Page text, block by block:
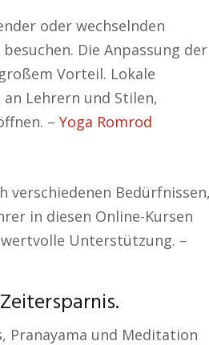
oder wechselnden
Die Anpassung der
Vorteil. Lokale
Lehrern und Stilen,
– Yoga Romrod
verschiedenen Bedürfnissen,
in diesen Online-Kursen
Unterstützung. –
Pranayama und Meditation